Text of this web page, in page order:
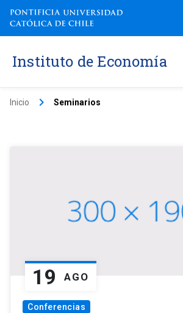
Instituto de Economía
Inicio keyboard_arrow_right Seminarios
19 AGO
Conferencias